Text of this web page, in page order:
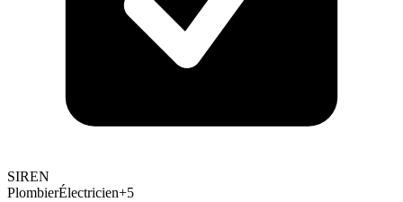
SIREN
PlombierÉlectricien+5